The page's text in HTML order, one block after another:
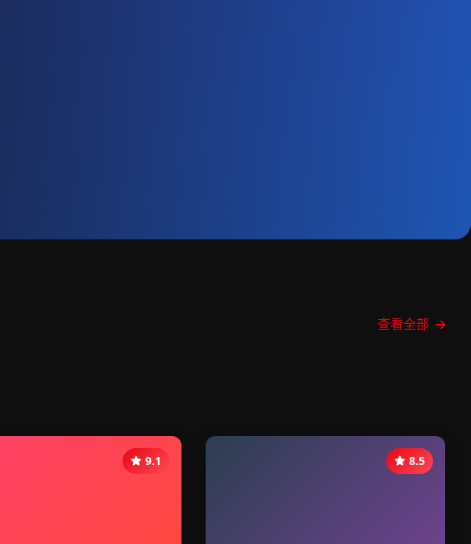
查看全部
9.1 8.5